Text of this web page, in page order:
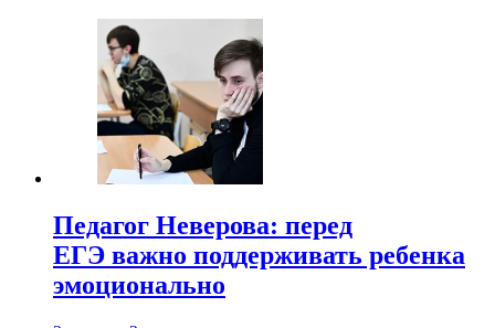
Педагог Неверова: перед
ЕГЭ важно поддерживать ребенка
эмоционально